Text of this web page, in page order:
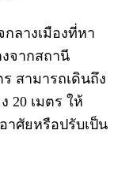
ลางเมืองที่หา
จากสถานี
สามารถเดินถึง
20 เมตร ให้
าศัยหรือปรับเป็น